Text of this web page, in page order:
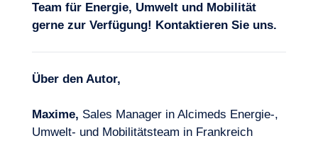
Team für Energie, Umwelt und Mobilität
gerne zur Verfügung! Kontaktieren Sie uns.
Über den Autor,
Maxime, Sales Manager in Alcimeds Energie-,
Umwelt- und Mobilitätsteam in Frankreich